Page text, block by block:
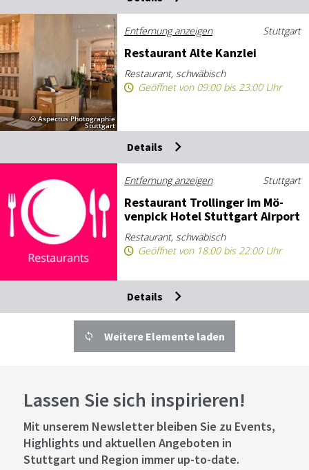
© Aspectus Photographie
Stuttgart
Entfernung anzeigen Stuttgart
Re­stau­rant Al­te Kanz­lei
Restaurant, schwäbisch
Geöffnet von 09:00 bis 23:00 Uhr
Details
Entfernung anzeigen Stuttgart
Re­stau­rant Trol­lin­ger im Mö­
ven­pick Ho­tel Stutt­gart Air­port
Restaurant, schwäbisch
Geöffnet von 18:00 bis 22:00 Uhr
Details
Weitere Elemente laden
Lassen Sie sich inspirieren!
Mit unserem Newsletter bleiben Sie zu Events,
Highlights und aktuellen Angeboten in
Stuttgart und Region immer up-to-date.